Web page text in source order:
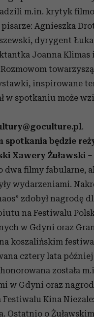
m.in. krytyk
pisarze: Agnieszka
dyrygent
Joanna Klimas
towarzyszą
inspirowane
w spotkaniu może
.
spotkania będzie
Xawery Żuławski
dwa filmy fabularne,
wydarzeniami.
zdobył nagrodę
na Festiwalu
w Gdyni oraz
koszalińskim
cztery lata później
została
w Gdyni oraz
Kina
Ostatnio o